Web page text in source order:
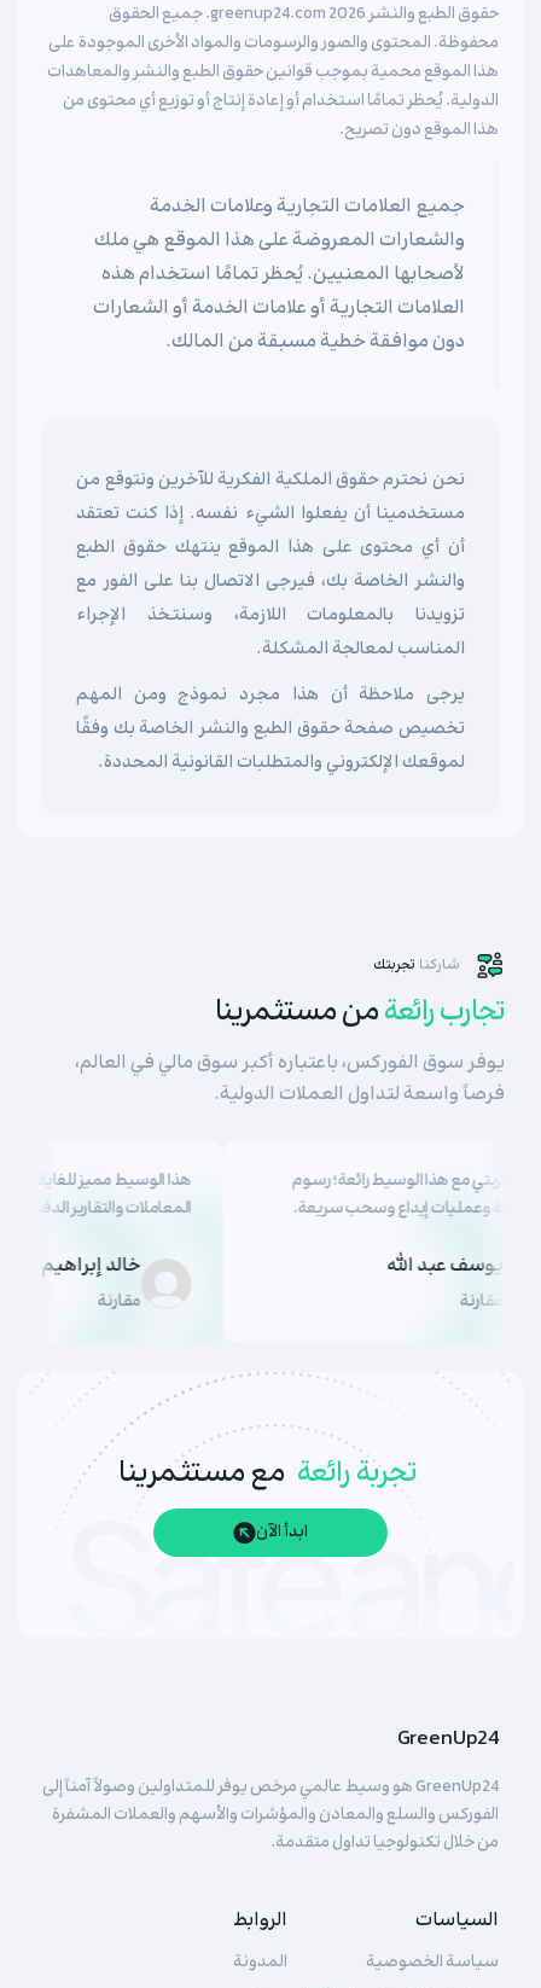
حقوق الطبع والنشر2026
greenup24.com. جميع الحقوق
محفوظة. المحتوى والصور والرسومات والمواد الأخرى الموجودة على
هذا الموقع محمية بموجب قوانين حقوق الطبع والنشر والمعاهدات
الدولية. يُحظر تمامًا استخدام أو إعادة إنتاج أو توزيع أي محتوى من
هذا الموقع دون تصريح.
جميع العلامات التجارية وعلامات الخدمة
والشعارات المعروضة على هذا الموقع هي ملك
لأصحابها المعنيين. يُحظر تمامًا استخدام هذه
العلامات التجارية أو علامات الخدمة أو الشعارات
دون موافقة خطية مسبقة من المالك.
نحن نحترم حقوق الملكية الفكرية للآخرين ونتوقع من
مستخدمينا أن يفعلوا الشيء نفسه. إذا كنت تعتقد
أن أي محتوى على هذا الموقع ينتهك حقوق الطبع
والنشر الخاصة بك، فيرجى الاتصال بنا على الفور مع
تزويدنا بالمعلومات اللازمة، وسنتخذ الإجراء
المناسب لمعالجة المشكلة.
يرجى ملاحظة أن هذا مجرد نموذج ومن المهم
تخصيص صفحة حقوق الطبع والنشر الخاصة بك وفقًا
لموقعك الإلكتروني والمتطلبات القانونية المحددة.
شاركنا تجربتك
تجارب رائعةمن مستثمرينا
يوفر سوق الفوركس، باعتباره أكبر سوق مالي في العالم،
فرصاً واسعة لتداول العملات الدولية.
تجربتي مع هذا الوسيط رائعة؛ رسوم
وعمليات إيداع وسحب سريعة.
يوسف عبد الله
مقارنة
هذا الوسيط مميز للغاية.
المعاملات والتقارير الدقيقة
خالد إبراهيم
مقارنة
تجربة رائعة مع مستثمرينا
ابدأ الآن
GreenUp24
GreenUp24 هو وسيط عالمي مرخص يوفر للمتداولين وصولاً آمناً إلى
الفوركس والسلع والمعادن والمؤشرات والأسهم والعملات المشفرة
من خلال تكنولوجيا تداول متقدمة.
السياسات
سياسة الخصوصية
الروابط
المدونة